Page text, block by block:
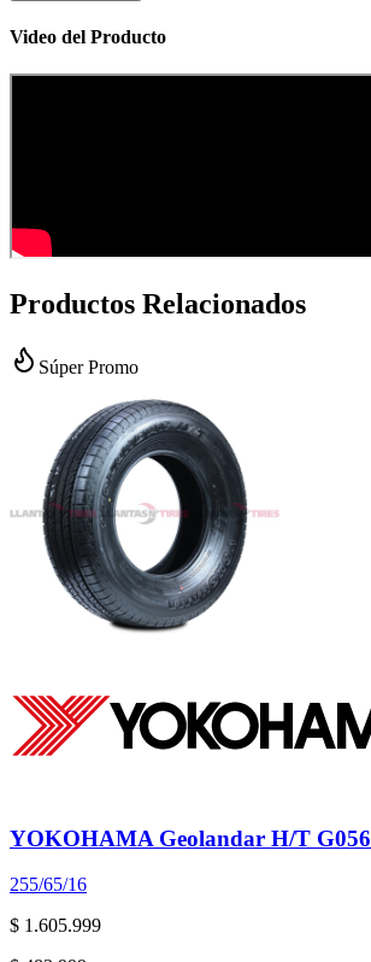
Video del Producto
Productos Relacionados
Súper Promo
YOKOHAMA Geolandar H/T G056
255/65/16
$ 1.605.999